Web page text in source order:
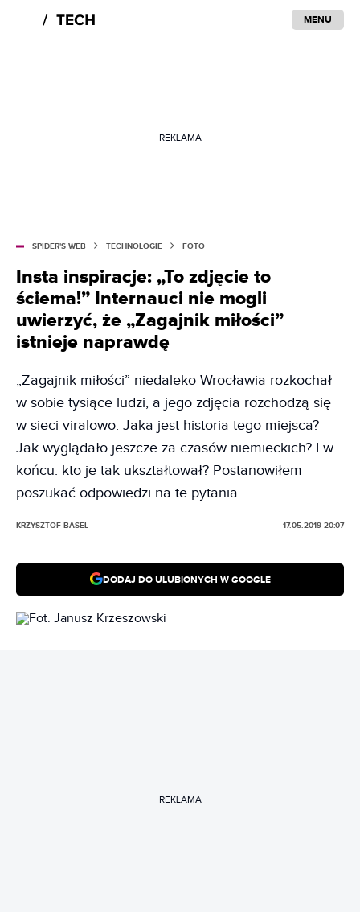
MENU
REKLAMA
SPIDER'S WEB TECHNOLOGIE FOTO
Insta inspiracje: „To zdjęcie to
ściema!” Internauci nie mogli
uwierzyć, że „Zagajnik miłości”
istnieje naprawdę
„Zagajnik miłości” niedaleko Wrocławia rozkochał
w sobie tysiące ludzi, a jego zdjęcia rozchodzą się
w sieci viralowo. Jaka jest historia tego miejsca?
Jak wyglądało jeszcze za czasów niemieckich? I w
końcu: kto je tak ukształtował? Postanowiłem
poszukać odpowiedzi na te pytania.
KRZYSZTOF BASEL 17.05.2019 20:07
DODAJ DO ULUBIONYCH W GOOGLE
REKLAMA